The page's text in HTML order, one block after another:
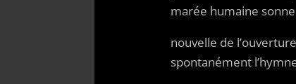
marée humaine
nouvelle de
spontanément